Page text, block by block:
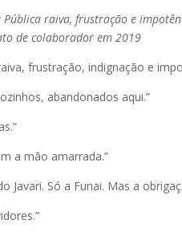
Pública raiva, frustração e
de colaborador em 2019
frustração, indignação e
abandonados aqui.”
a mão amarrada.”
Javari. Só a Funai. Mas a